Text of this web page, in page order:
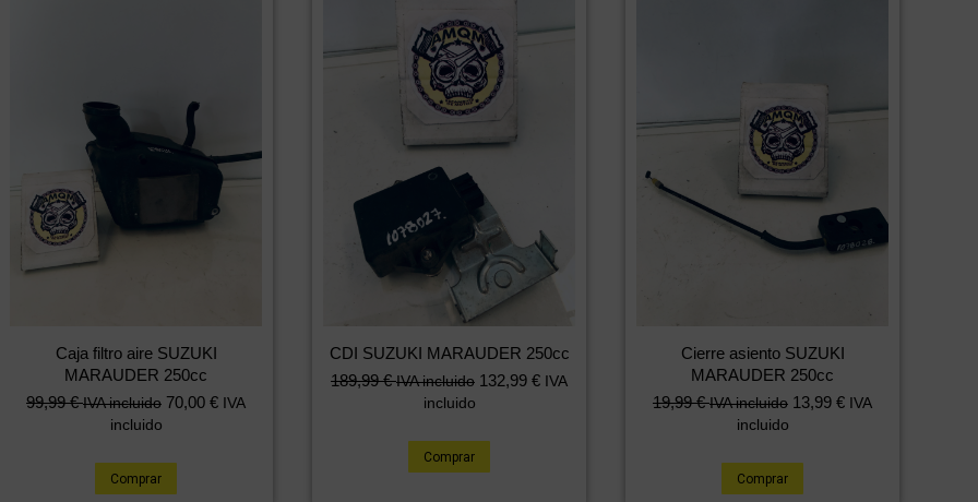
Caja filtro aire SUZUKI
MARAUDER 250cc
99,99€ IVA incluido 70,00 € IVA
incluido
Comprar
CDI SUZUKI MARAUDER 250cc
189,99€ IVA incluido 132,99 € IVA
incluido
Comprar
Cierre asiento SUZUKI
MARAUDER 250cc
19,99€ IVA incluido 13,99 € IVA
incluido
Comprar